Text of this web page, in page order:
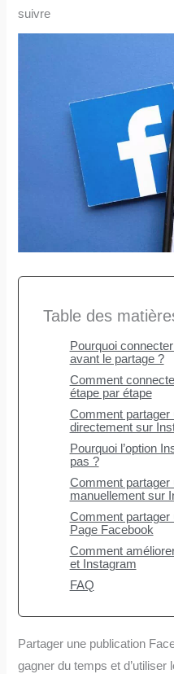
suivre
Table des
Pourquoi
avant le partage ?
Comment
étape par étape
Comment partager
directement sur
Pourquoi l’option
pas ?
Comment partager
manuellement sur
Comment partager
Page Facebook
Comment
et Instagram
FAQ
Partager une publication
gagner du temps et